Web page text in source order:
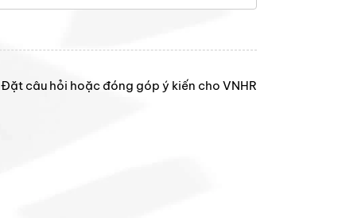
Đặt câu hỏi hoặc đóng góp ý kiến cho VNHR